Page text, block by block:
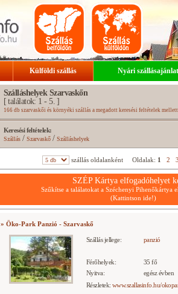
Külföldi szállás Nyári
Szálláshelyek Szarvaskőn
[ találatok: 1 - 5. ]
166 db szarvaskői és környéki szállás a megadott keresési feltételek mellett
Keresési feltételek:
Szállás/ Szarvaskő/Szálláshelyek
szállás oldalanként Oldalak: 1 2 3
SZÉP Kártya elfogadóhelyet
Szűkítse a találatokat a Széchenyi Pihenőkártya
(Kattintson ide!)
» Öko-Park Panzió - Szarvaskő
Szállás jellege: panzió
Férőhelyek:
35 fő
Nyitva:
egész évben
Részletek: www.szallasinfo.hu/